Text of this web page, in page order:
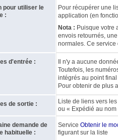
pour utiliser le
:
Pour récupérer une
application (en
Nota : Puisque votre
envois retournés,
normales. Ce
d'entrée :
Il n'y a aucune
Toutefois, les
intégrés au point
Pour obtenir de plus
de sortie :
Liste de liens vers
ou « Expédié au nom
demande de
habituelle :
Service Obtenir le
figurant sur la liste